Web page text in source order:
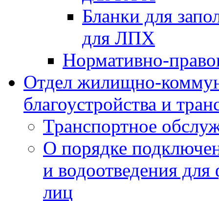
Бланки для
для ЛПХ
Нормативно-
Отдел жилищно-
благоустройства и
Транспортное
О порядке
и водоотведения
лиц